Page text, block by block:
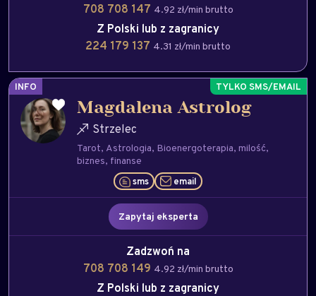
708 708 147 4.92 zł/min brutto
Z Polski lub z zagranicy
224 179 137 4.31 zł/min brutto
INFO
Magdalena Astrolog
Strzelec
Tarot Astrologia Bioenergoterapia milość
biznes finanse
sms email
Zapytaj eksperta
Zadzwoń na
708 708 149 4.92 zł/min brutto
Z Polski lub z zagranicy